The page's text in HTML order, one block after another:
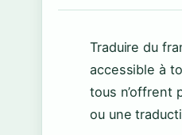
Traduire du
accessible à
tous n’offrent
ou une